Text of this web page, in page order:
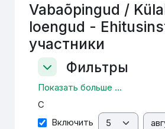
Vabaõpingud /
loengud -
участники
Фильтры
ФильтрыФильтры
Показать больше ...
С
С Включить День